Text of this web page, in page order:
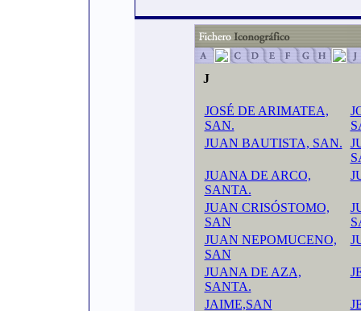
J
JOSÉ DE ARIMATEA,
SAN.
JUAN BAUTISTA, SAN.
JUANA DE ARCO,
SANTA.
JUAN CRISÓSTOMO,
SAN
JUAN NEPOMUCENO,
SAN
JUANA DE AZA,
SANTA.
JAIME,SAN